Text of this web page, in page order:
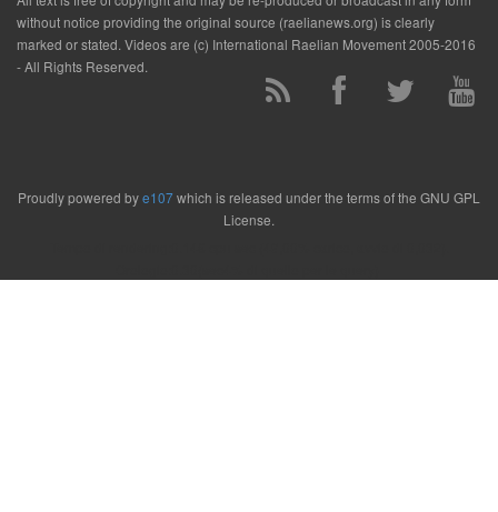
without notice providing the original source (raelianews.org) is clearly
marked or stated. Videos are (c) International Raelian Movement 2005-2016
- All Rights Reserved.
Proudly powered bye107which is released under the terms of the GNU GPL
License.